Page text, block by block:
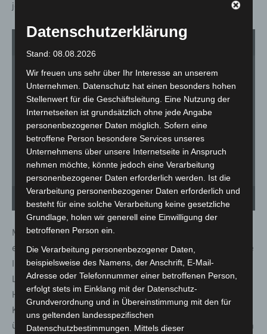
jedoch gewährleistet.
Nach Markus Lehnemanns Eröffnung ging Bürgermeister Mirko Heuer in einem
Grußwort auf die Gemeinsamkeiten der Stadt und der Sparkasse ein. - Foto:
Sparkasse Hannover / Kevin Münkel
Mit der Investition in den Standort wolle die Sparkasse
ein klares Zeichen setzen: „Durch die zukunftsorientierte
Investition in unseren zentralen Standort für
Langenhagen machen wir deutlich: Die Sparkasse
Hannover bleibt vor Ort! Davon können sich die
Kundinnen und Kunden mit einem Besuch selbst
überzeugen. Sie werden sehen: ‚Von innen hui‘ gilt schon
Datenschutzerklärung
Stand: 08.08.2026
Wir freuen uns sehr über Ihr Interesse an unserem
Unternehmen. Datenschutz hat einen besonders hohen
Stellenwert für die Geschäftsleitung. Eine Nutzung der
Internetseiten ist grundsätzlich ohne jede Angabe
personenbezogener Daten möglich. Sofern eine
betroffene Person besondere Services unseres
Unternehmens über unsere Internetseite in Anspruch
nehmen möchte, könnte jedoch eine Verarbeitung
personenbezogener Daten erforderlich werden. Ist die
Verarbeitung personenbezogener Daten erforderlich und
besteht für eine solche Verarbeitung keine gesetzliche
Grundlage, holen wir generell eine Einwilligung der
betroffenen Person ein.
Die Verarbeitung personenbezogener Daten,
beispielsweise des Namens, der Anschrift, E-Mail-
Adresse oder Telefonnummer einer betroffenen Person,
erfolgt stets im Einklang mit der Datenschutz-
Grundverordnung und in Übereinstimmung mit den für
uns geltenden landesspezifischen
Datenschutzbestimmungen. Mittels dieser